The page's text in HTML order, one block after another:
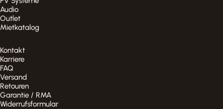
Audio
Outlet
Mietkatalog
Kontakt
Karriere
FAQ
Versand
Retouren
Garantie / RMA
Widerrufsformular